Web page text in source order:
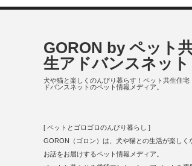
GORON by ペット
生アドバンスネット
犬や猫と楽しくのんびり暮らす！ペット共生住宅
ドバンスネットのペット情報メディア。
[ ペットとゴロゴロのんびり暮らし ]
GORON（ゴロン）は、犬や猫との生活が楽しく
お話をお届けするペット情報メディア。